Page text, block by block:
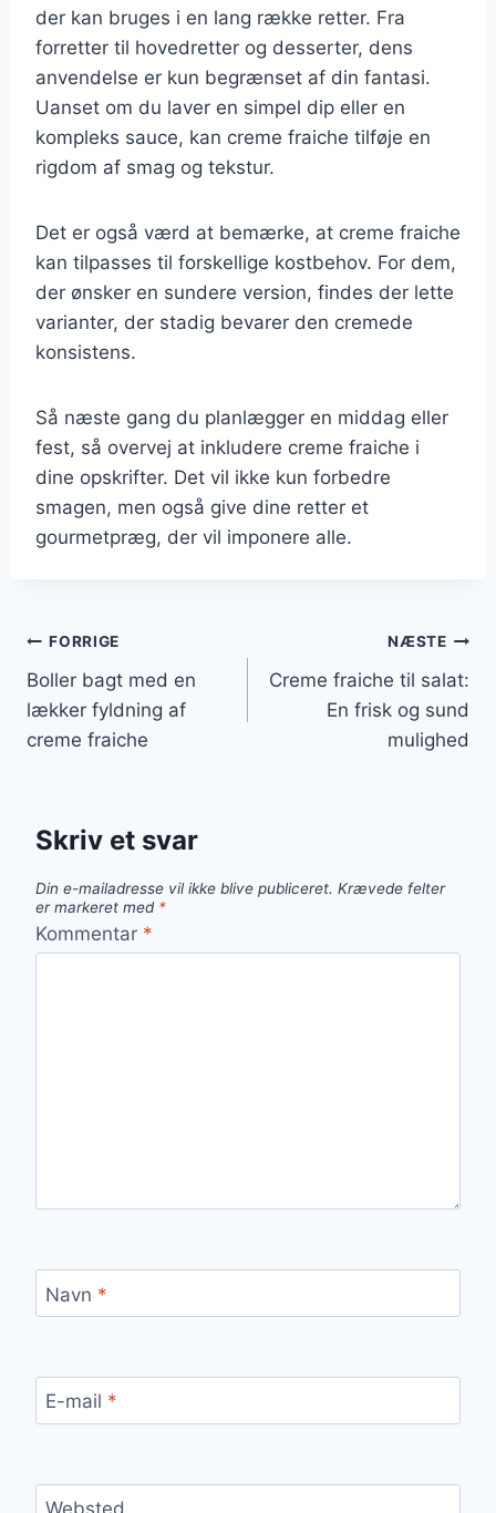
der kan bruges i en lang række retter. Fra
forretter til hovedretter og desserter, dens
anvendelse er kun begrænset af din fantasi.
Uanset om du laver en simpel dip eller en
kompleks sauce, kan creme fraiche tilføje en
rigdom af smag og tekstur.
Det er også værd at bemærke, at creme fraiche
kan tilpasses til forskellige kostbehov. For dem,
der ønsker en sundere version, findes der lette
varianter, der stadig bevarer den cremede
konsistens.
Så næste gang du planlægger en middag eller
fest, så overvej at inkludere creme fraiche i
dine opskrifter. Det vil ikke kun forbedre
smagen, men også give dine retter et
gourmetpræg, der vil imponere alle.
Indlægsnavigation
FORRIGE
Boller bagt med en
lækker fyldning af
creme fraiche
NÆSTE
Creme fraiche til salat:
En frisk og sund
mulighed
Skriv et svar
Din e-mailadresse vil ikke blive publiceret. Krævede felter
er markeret med *
Kommentar *
Navn *
E-mail *